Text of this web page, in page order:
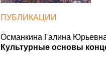
ПУБЛИКАЦИИ
Османкина Галина
Культурные основы